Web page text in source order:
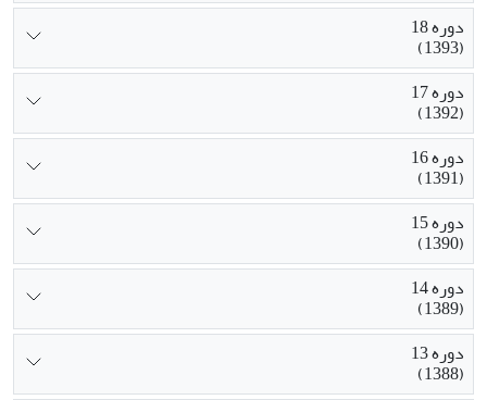
دوره 18
(1393)
دوره 17
(1392)
دوره 16
(1391)
دوره 15
(1390)
دوره 14
(1389)
دوره 13
(1388)